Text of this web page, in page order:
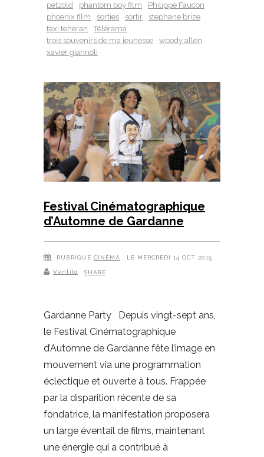
petzold
phantom boy film
Philippe Faucon
phoenix film
sorties sortir
stephane brize
taxi teheran
Télérama
trois souvenirs de ma jeunesse
woody allen
xavier giannoli
Festival Cinématographique
d’Automne de Gardanne
RUBRIQUE CINÉMA , LE MERCREDI 14 OCT 2015
Ventilo SHARE
Gardanne Party Depuis vingt-sept ans,
le Festival Cinématographique
d’Automne de Gardanne fête l’image en
mouvement via une programmation
éclectique et ouverte à tous. Frappée
par la disparition récente de sa
fondatrice, la manifestation proposera
un large éventail de films, maintenant
une énergie qui a contribué à